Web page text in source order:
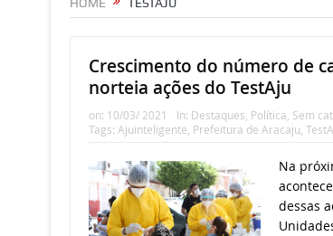
Crescimento do número de
norteia ações do TestAju
on: 10/03/ 2021 In: Destaques Política Sem
Tags: Ajuinteligente Prefeitura de Aracaju
Na
dessas